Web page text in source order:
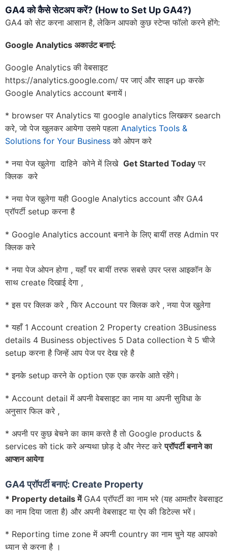
GA4 को कैसे सेटअप करें? (How to Set Up GA4?)
GA4 को सेट करना आसान है, लेकिन आपको कुछ स्टेप्स फॉलो करने होंगे:
Google Analytics अकाउंट बनाएं:
Google Analytics की वेबसाइट
https://analytics.google.com/ पर जाएं और साइन up करके
Google Analytics account बनायें।
* browser पर Analytics या google analytics लिखकर search
करे, जो पेज खुलकर आयेगा उसमे पहला Analytics Tools &
Solutions for Your Businessको ओपन करे
* नया पेज खुलेगा दाहिने कोने में लिखे Get Started Today पर
क्लिक करे
* नया पेज खुलेगा यही Google Analytics account और GA4
प्रॉपर्टी setup करना है
* Google Analytics account बनाने के लिए बायीं तरह Admin पर
क्लिक करे
* नया पेज ओपन होगा , यहाँ पर बायीं तरफ सबसे उपर प्लस आइकॉन के
साथ create दिखाई देगा ,
* इस पर क्लिक करे , फिर Account पर क्लिक करे , नया पेज खुलेगा
* यहाँ 1 Account creation 2 Property creation 3Business
details 4 Business objectives 5 Data collection ये 5 चीजे
setup करना है जिन्हें आप पेज पर देख रहे है
* इनके setup करने के option एक एक करके आते रहेंगे।
* Account detail में अपनी वेबसाइट का नाम या अपनी सुविधा के
अनुसार फिल करे ,
* अपनी पर कुछ बेचने का काम करते है तो Google products &
services को tick करे अन्यथा छोड़ दे और नेस्ट करेप्रॉपर्टी बनाने का
आप्शन आयेगा
GA4 प्रॉपर्टी बनाएं: Create Property
* Property detailsमेंGA4 प्रॉपर्टी का नाम भरे (यह आमतौर वेबसाइट
का नाम दिया जाता है) और अपनी वेबसाइट या ऐप की डिटेल्स भरें।
* Reporting time zone में अपनी country का नाम चुने यह आपको
ध्यान से करना है ।